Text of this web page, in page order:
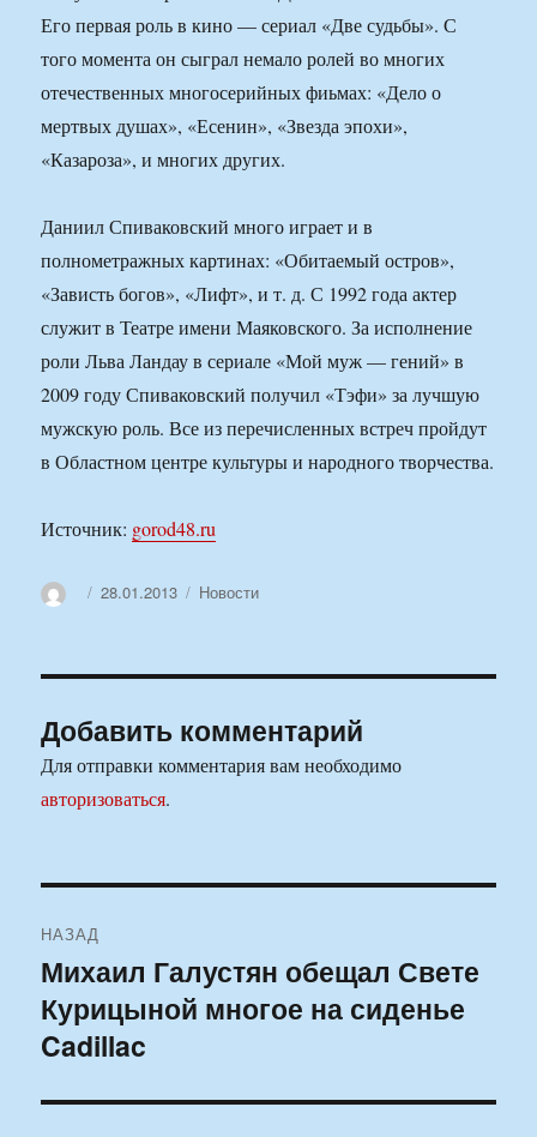
Его первая роль в кино — сериал «Две судьбы». С
того момента он сыграл немало ролей во многих
отечественных многосерийных фиьмах: «Дело о
мертвых душах», «Есенин», «Звезда эпохи»,
«Казароза», и многих других.
Даниил Спиваковский много играет и в
полнометражных картинах: «Обитаемый остров»,
«Зависть богов», «Лифт», и т. д. С 1992 года актер
служит в Театре имени Маяковского. За исполнение
роли Льва Ландау в сериале «Мой муж — гений» в
2009 году Спиваковский получил «Тэфи» за лучшую
мужскую роль. Все из перечисленных встреч пройдут
в Областном центре культуры и народного творчества.
Источник: gorod48.ru
АвторОпубликовано
28.01.2013 Рубрики
Новости
Добавить комментарий
Для отправки комментария вам необходимо
авторизоваться.
по
записям
НАЗАД
Предыдущая
запись:
Михаил Галустян обещал Свете
Курицыной многое на сиденье
Cadillac